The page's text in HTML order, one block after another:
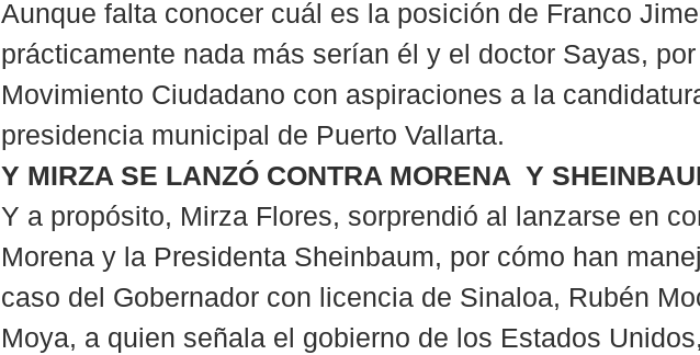
Aunque falta conocer cuál es la posición de Franco
prácticamente nada más serían él y el doctor Sayas, por
Movimiento Ciudadano con aspiraciones a la
presidencia municipal de Puerto Vallarta.
Y MIRZA SE LANZÓ CONTRA MORENA  Y
Y a propósito, Mirza Flores, sorprendió al lanzarse en
Morena y la Presidenta Sheinbaum, por cómo han
caso del Gobernador con licencia de Sinaloa, Rubén
Moya, a quien señala el gobierno de los Estados